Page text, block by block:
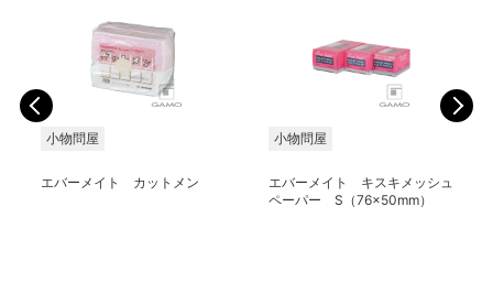
小物問屋
エバーメイト カットメン
小物問屋
エバーメイト キスキメッシュ
ペーパー S（76×50mm）